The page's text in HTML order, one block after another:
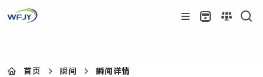
首页 瞬间 瞬间详情